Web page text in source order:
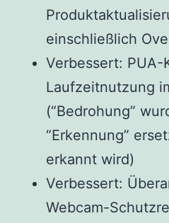
einschließlich
Verbessert: PUA-
Laufzeitnutzung
(“Bedrohung”
“Erkennung”
erkannt wird)
Verbessert:
Webcam-